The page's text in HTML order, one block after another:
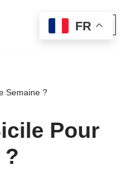
Semaine ?
Pour
?
FR